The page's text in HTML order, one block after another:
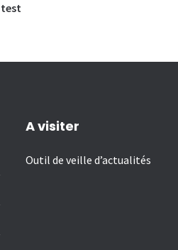
test
A visiter
Outil de veille d’actualités